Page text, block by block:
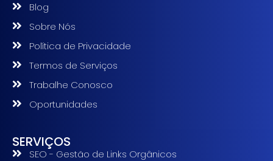
Blog
Sobre Nós
Política de Privacidade
Termos de Serviços
Trabalhe Conosco
Oportunidades
SERVIÇOS
SEO - Gestão de Links Orgânicos